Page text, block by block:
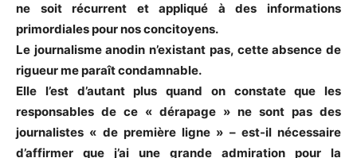
ne soit récurrent et appliqué à des informations
primordiales pour nos concitoyens.
Le journalisme anodin n’existant pas, cette absence de
rigueur me paraît condamnable.
Elle l’est d’autant plus quand on constate que les
responsables de ce « dérapage » ne sont pas des
journalistes « de première ligne » – est-il nécessaire
d’affirmer que j’ai une grande admiration pour la